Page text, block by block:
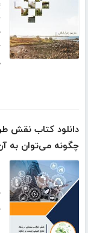
دانلود کتاب نقش
چگونه می‌توان به